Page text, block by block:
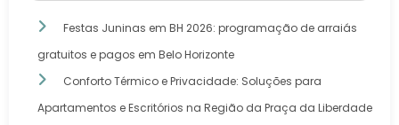
Festas Juninas em BH 2026: programação de arraiás
gratuitos e pagos em Belo Horizonte
Conforto Térmico e Privacidade: Soluções para
Apartamentos e Escritórios na Região da Praça da Liberdade